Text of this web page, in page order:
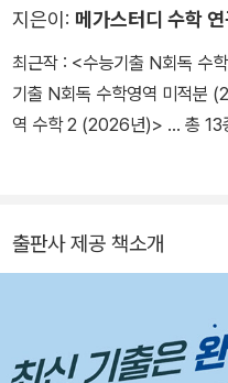
지은이: 메가스터디 수학 연
최근작 : <수능기출 N회독 수
기출 N회독 수학영역 미적분
역 수학 2 (2026년)> … 총 13
출판사 제공 책소개